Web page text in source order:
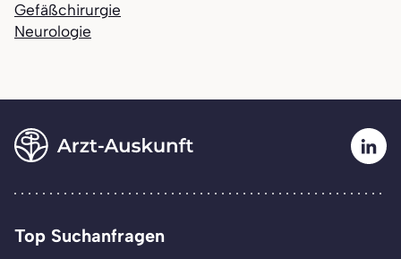
Gefäßchirurgie
Neurologie
Top Suchanfragen